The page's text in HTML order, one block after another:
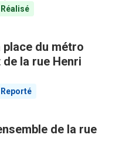
Réalisé
du métro
la rue Henri
Reporté
de la rue